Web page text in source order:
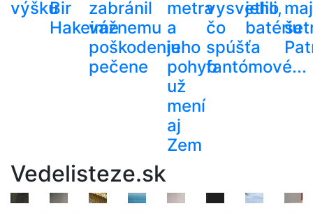
výškuBir
Hakeime
zabránil
vážnemu
poškodeniu
pečene
metra
a
jeho
pohyb
už
mení
aj
Zem
vysvetlili,
čo
spúšťa
fantómové...
jeho
batériu
Vedelisteze.sk